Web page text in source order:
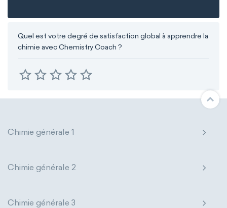
Quel est votre degré de satisfaction global à apprendre la
chimie avec Chemistry Coach ?
Chimie générale 1
Chimie générale 2
Chimie générale 3